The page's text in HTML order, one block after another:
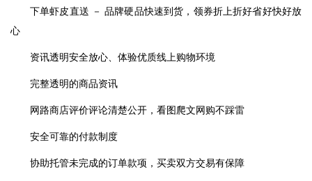
下单虾皮直送 － 品牌硬品快速到货，领券折上折好省好快好放
心
资讯透明安全放心、体验优质线上购物环境
完整透明的商品资讯
网路商店评价评论清楚公开，看图爬文网购不踩雷
安全可靠的付款制度
协助托管未完成的订单款项，买卖双方交易有保障